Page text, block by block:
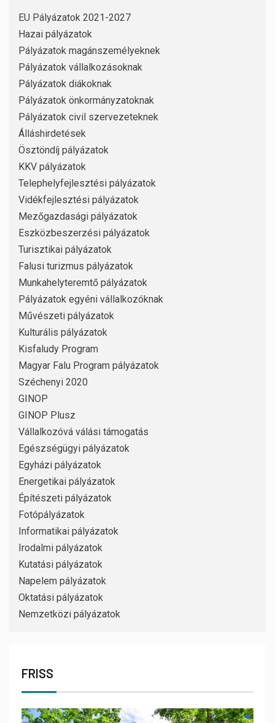
EU Pályázatok 2021-2027
Hazai pályázatok
Pályázatok magánszemélyeknek
Pályázatok vállalkozásoknak
Pályázatok diákoknak
Pályázatok önkormányzatoknak
Pályázatok civil szervezeteknek
Álláshirdetések
Ösztöndíj pályázatok
KKV pályázatok
Telephelyfejlesztési pályázatok
Vidékfejlesztési pályázatok
Mezőgazdasági pályázatok
Eszközbeszerzési pályázatok
Turisztikai pályázatok
Falusi turizmus pályázatok
Munkahelyteremtő pályázatok
Pályázatok egyéni vállalkozóknak
Művészeti pályázatok
Kulturális pályázatok
Kisfaludy Program
Magyar Falu Program pályázatok
Széchenyi 2020
GINOP
GINOP Plusz
Vállalkozóvá válási támogatás
Egészségügyi pályázatok
Egyházi pályázatok
Energetikai pályázatok
Építészeti pályázatok
Fotópályázatok
Informatikai pályázatok
Irodalmi pályázatok
Kutatási pályázatok
Napelem pályázatok
Oktatási pályázatok
Nemzetközi pályázatok
FRISS